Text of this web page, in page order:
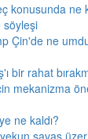
konusunda ne
söyleşi
Çin'de ne
bir rahat
mekanizma
ne kaldı?
savaş